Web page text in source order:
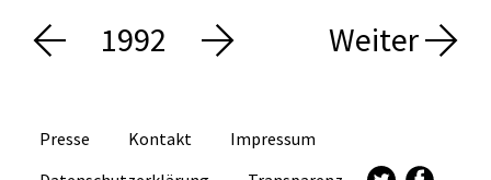
1992 Weiter
Presse Kontakt
Impressum